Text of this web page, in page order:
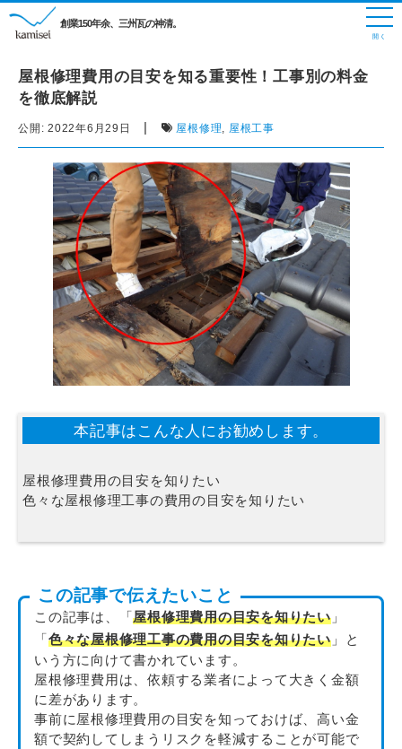
創業150年余、三州瓦の神清。
屋根修理費用の目安を知る重要性！工事別の料金
を徹底解説
公開: 2022年6月29日 | 屋根修理, 屋根工事
本記事はこんな人にお勧めします。
屋根修理費用の目安を知りたい
色々な屋根修理工事の費用の目安を知りたい
この記事で伝えたいこと
この記事は、「屋根修理費用の目安を知りたい」
「色々な屋根修理工事の費用の目安を知りたい」と
いう方に向けて書かれています。
屋根修理費用は、依頼する業者によって大きく金額
に差があります。
事前に屋根修理費用の目安を知っておけば、高い金
額で契約してしまうリスクを軽減することが可能で